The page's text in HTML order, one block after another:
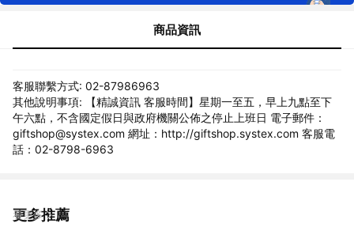
商品資訊
客服聯繫方式: 02-87986963
其他說明事項: 【精誠資訊 客服時間】星期一至五，早上九點至下
午六點，不含國定假日與政府機關公佈之停止上班日 電子郵件：
giftshop@systex.com 網址：http://giftshop.systex.com 客服電
話：02-8798-6963
更多推薦
看更多